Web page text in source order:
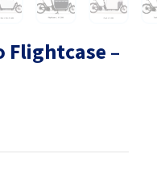
Flightcase –